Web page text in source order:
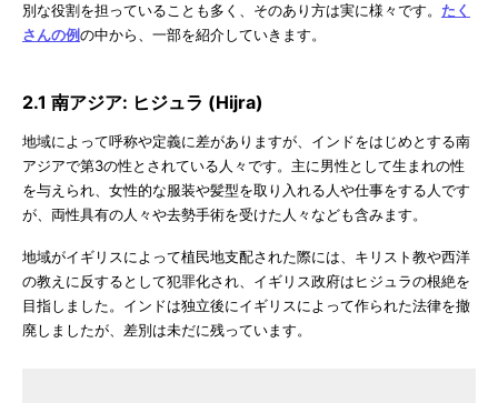
別な役割を担っていることも多く、そのあり方は実に様々です。 たく
さんの例の中から、一部を紹介していきます。
2.1 南アジア: ヒジュラ (Hijra)
地域によって呼称や定義に差がありますが、インドをはじめとする南
アジアで第3の性とされている人々です。主に男性として生まれの性
を与えられ、女性的な服装や髪型を取り入れる人や仕事をする人です
が、両性具有の人々や去勢手術を受けた人々なども含みます。
地域がイギリスによって植民地支配された際には、キリスト教や西洋
の教えに反するとして犯罪化され、イギリス政府はヒジュラの根絶を
目指しました。インドは独立後にイギリスによって作られた法律を撤
廃しましたが、差別は未だに残っています。